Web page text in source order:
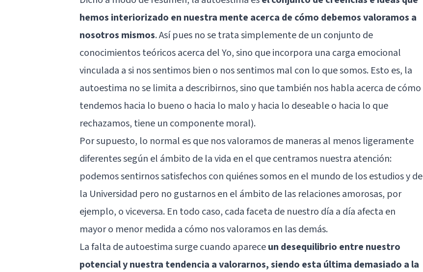
hemos interiorizado en nuestra mente acerca de cómo debemos valoramos a
nosotros mismos. Así pues no se trata simplemente de un conjunto de
conocimientos teóricos acerca del Yo, sino que incorpora una carga emocional
vinculada a si nos sentimos bien o nos sentimos mal con lo que somos. Esto es, la
autoestima no se limita a describirnos, sino que también nos habla acerca de cómo
tendemos hacia lo bueno o hacia lo malo y hacia lo deseable o hacia lo que
rechazamos, tiene un componente moral).
Por supuesto, lo normal es que nos valoramos de maneras al menos ligeramente
diferentes según el ámbito de la vida en el que centramos nuestra atención:
podemos sentirnos satisfechos con quiénes somos en el mundo de los estudios y de
la Universidad pero no gustarnos en el ámbito de las relaciones amorosas, por
ejemplo, o viceversa. En todo caso, cada faceta de nuestro día a día afecta en
mayor o menor medida a cómo nos valoramos en las demás.
La falta de autoestima surge cuando apareceun desequilibrio entre nuestro
potencial y nuestra tendencia a valorarnos, siendo esta última demasiado a la